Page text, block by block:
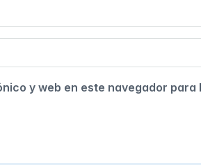
y web en este navegador para